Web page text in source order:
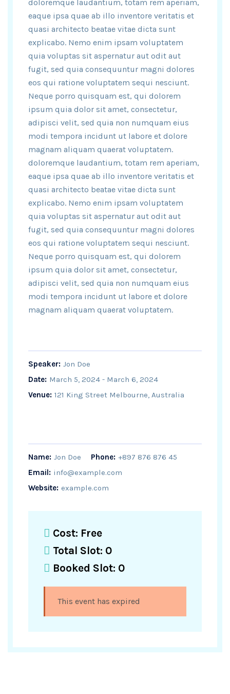
doloremque laudantium, totam rem aperiam,
eaque ipsa quae ab illo inventore veritatis et
quasi architecto beatae vitae dicta sunt
explicabo. Nemo enim ipsam voluptatem
quia voluptas sit aspernatur aut odit aut
fugit, sed quia consequuntur magni dolores
eos qui ratione voluptatem sequi nesciunt.
Neque porro quisquam est, qui dolorem
ipsum quia dolor sit amet, consectetur,
adipisci velit, sed quia non numquam eius
modi tempora incidunt ut labore et dolore
magnam aliquam quaerat voluptatem.
doloremque laudantium, totam rem aperiam,
eaque ipsa quae ab illo inventore veritatis et
quasi architecto beatae vitae dicta sunt
explicabo. Nemo enim ipsam voluptatem
quia voluptas sit aspernatur aut odit aut
fugit, sed quia consequuntur magni dolores
eos qui ratione voluptatem sequi nesciunt.
Neque porro quisquam est, qui dolorem
ipsum quia dolor sit amet, consectetur,
adipisci velit, sed quia non numquam eius
modi tempora incidunt ut labore et dolore
magnam aliquam quaerat voluptatem.
Speaker: Jon Doe
Date: March 5, 2024 - March 6, 2024
Venue: 121 King Street Melbourne, Australia
Name: Jon Doe Phone: +897 876 876 45
Email: info@example.com
Website: example.com
Cost: Free
Total Slot: 0
Booked Slot: 0
This event has expired